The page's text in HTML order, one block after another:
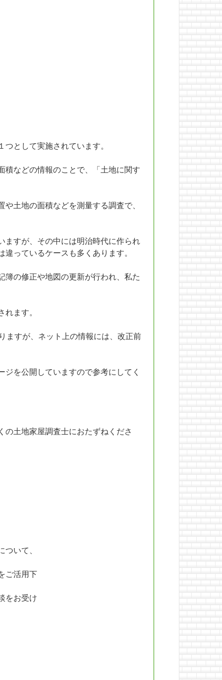
として実施されています。
積などの情報のことで、「土地に関す
土地の面積などを測量する調査で、
ますが、その中には明治時代に作られ
っているケースも多くあります。
簿の修正や地図の更新が行われ、私た
ます。
ますが、ネット上の情報には、改正前
を公開していますので参考にしてく
の土地家屋調査士におたずねくださ
いて、
ご活用下
をお受け